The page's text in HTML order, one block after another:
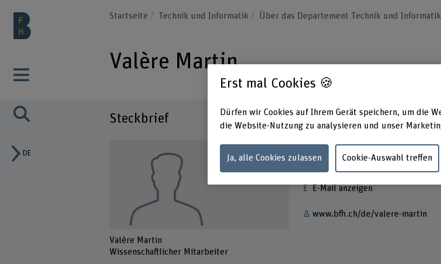
DE
Startseite Technik und Informatik Über das Departement Technik und Informatik
Valère Martin
Steckbrief
Valère Martin
Wissenschaftlicher Mitarbeiter
+41 31 910 21 51
E-Mail anzeigen
www.bfh.ch/de/valere-martin
Erst mal Cookies 🍪
Dürfen wir Cookies auf Ihrem Gerät speichern, um die
die Website-Nutzung zu analysieren und unser
Ja, alle Cookies zulassen Cookie-Auswahl treffen